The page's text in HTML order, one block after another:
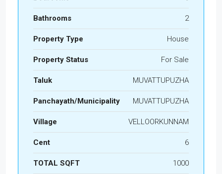
Bathrooms 2
Property Type House
Property Status For Sale
Taluk MUVATTUPUZHA
Panchayath/Municipality MUVATTUPUZHA
Village VELLOORKUNNAM
Cent 6
TOTAL SQFT 1000